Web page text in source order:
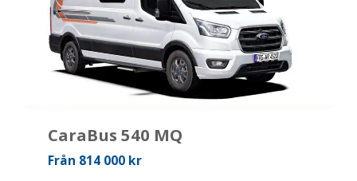
CaraBus 540 MQ
Från 814 000 kr